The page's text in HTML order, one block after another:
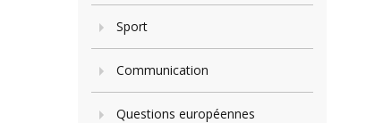
Sport
Communication
Questions européennes